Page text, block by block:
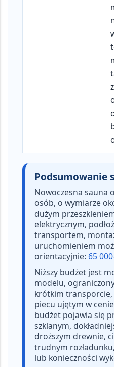
Podsumowanie
Nowoczesna sauna
osób, o wymiarze
dużym
elektrycznym,
transportem,
uruchomieniem
orientacyjnie: 65
Niższy budżet jest
modelu,
krótkim transporcie,
piecu ujętym w
budżet pojawia się
szklanym,
droższym drewnie,
trudnym
lub konieczności